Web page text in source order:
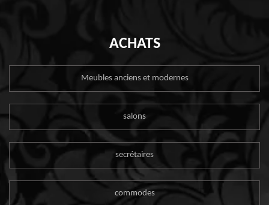
ACHATS
Meubles anciens et modernes
salons
secrétaires
commodes